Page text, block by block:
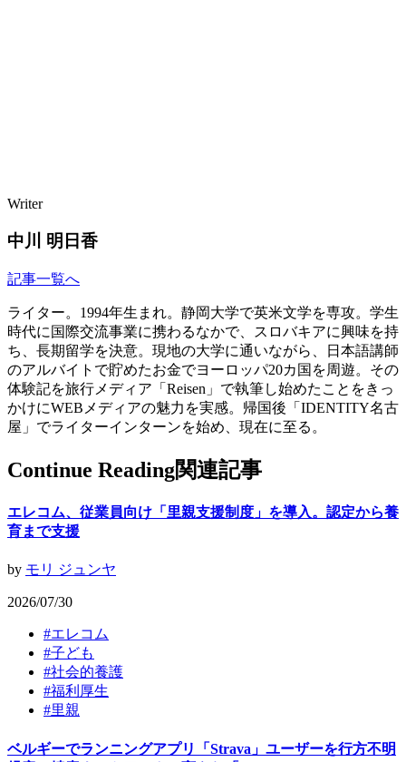
Writer
中川 明日香
記事一覧へ
ライター。1994年生まれ。静岡大学で英米文学を専攻。学生
時代に国際交流事業に携わるなかで、スロバキアに興味を持
ち、長期留学を決意。現地の大学に通いながら、日本語講師
のアルバイトで貯めたお金でヨーロッパ20カ国を周遊。その
体験記を旅行メディア「Reisen」で執筆し始めたことをきっ
かけにWEBメディアの魅力を実感。帰国後「IDENTITY名古
屋」でライターインターンを始め、現在に至る。
Continue Reading関連記事
エレコム、従業員向け「里親支援制度」を導入。認定から養
育まで支援
by モリ ジュンヤ
2026/07/30
#エレコム
#子ども
#社会的養護
#福利厚生
#里親
ベルギーでランニングアプリ「Strava」ユーザーを行方不明